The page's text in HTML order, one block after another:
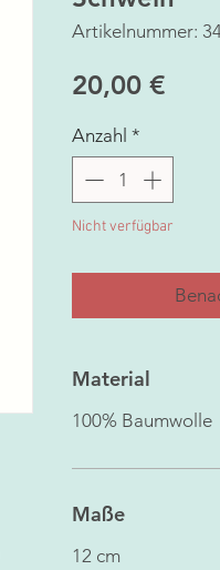
Artikelnummer:
20,00 €
Anzahl *
Nicht verfügbar
Material
100% Baumwolle
Maße
12 cm